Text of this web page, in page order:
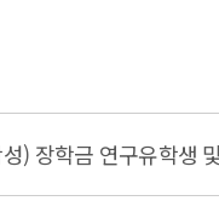
) 장학금 연구유학생